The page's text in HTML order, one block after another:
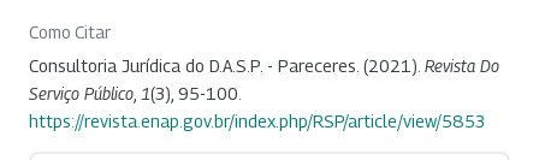
Como Citar
Consultoria Jurídica do D.A.S.P. - Pareceres. (2021). Revista Do
Serviço Público 1(3), 95-100.
https://revista.enap.gov.br/index.php/RSP/article/view/5853